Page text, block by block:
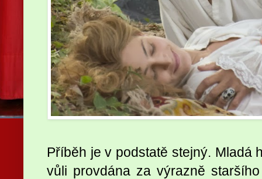
Příběh je v podstatě stejný. Mladá
vůli provdána za výrazně